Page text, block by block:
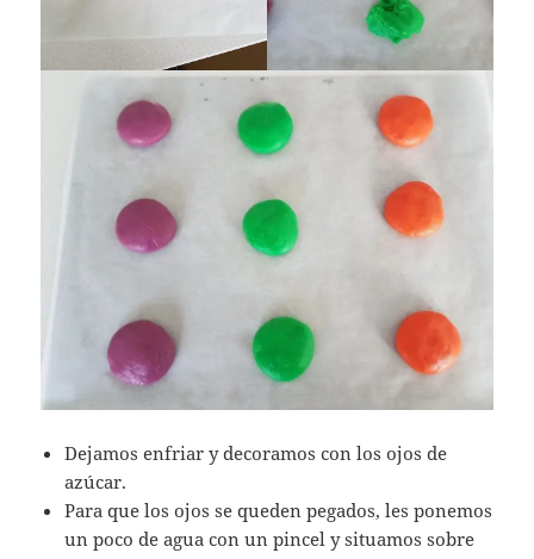
Dejamos enfriar y decoramos con los ojos de
azúcar.
Para que los ojos se queden pegados, les ponemos
un poco de agua con un pincel y situamos sobre